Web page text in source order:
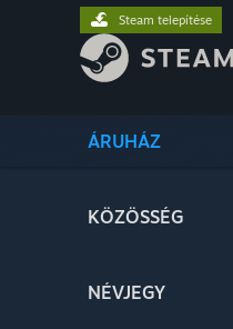
ÁRUHÁZ
KÖZÖSSÉG
NÉVJEGY
Steam telepítése